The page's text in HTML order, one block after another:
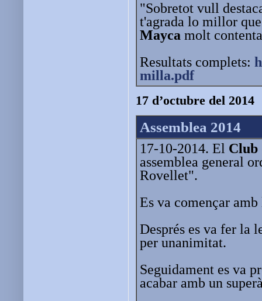
"Sobretot vull
t'agrada lo millor
Mayca molt
Resultats complets:
milla.pdf
17 d’octubre del 2014
Assemblea 2014
17-10-2014. El Club
assemblea general
Rovellet".
Es va començar
Després es va fer la
per unanimitat.
Seguidament es va
acabar amb un